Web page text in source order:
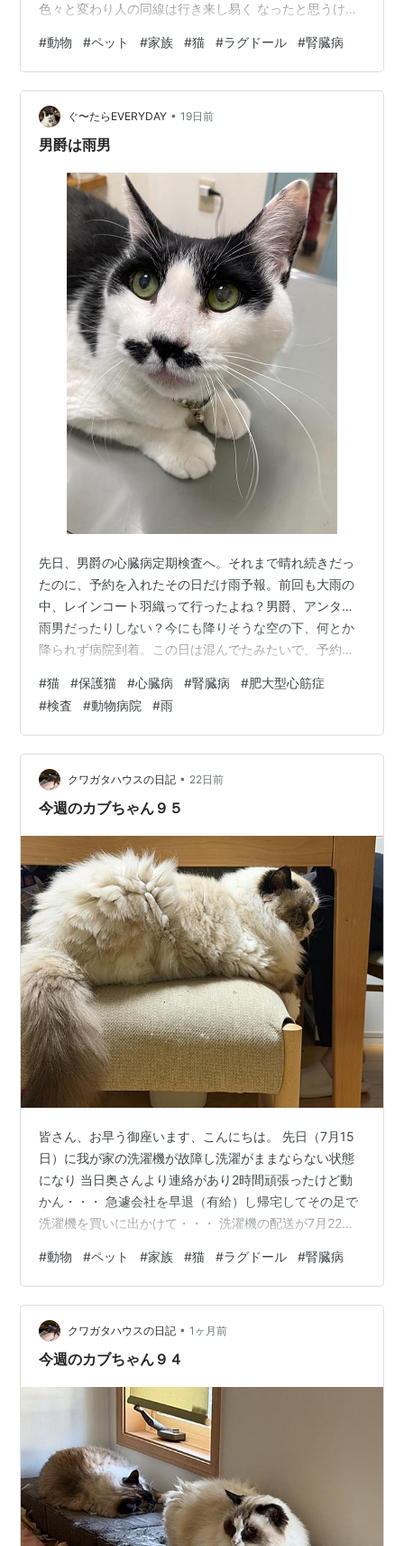
色々と変わり人の同線は行き来し易く なったと思うけど
が重なり・・・さらに実家まで出向く事となった こうな
るとハードですね。 話をもどして今週のカブちゃんです
が・・・ 何かを背中で語るカブ。 本当に長椅子は取り合
いです。 長椅子で寝る 貴方も今年56歳 私も56歳（来年
1月で57歳）来年には私の年齢を超えます お互いに年を
#動物 #ペット #家族 #猫 #ラグドール #腎臓病
ぐ〜たらEVERYDAY • 19日前
男爵は雨男
先日、男爵の心臓病定期検査へ。それまで晴れ続きだっ
たのに、予約を入れたその日だけ雨予報。前回も大雨の
中、レインコート羽織って行ったよね？男爵、アンタ…
雨男だったりしない？今にも降りそうな空の下、何とか
降られず病院到着。この日は混んでたみたいで、予約し
寝。で、目が覚めて窓の外を見たら、明らかにゲリラっ
た感じに道路が濡れてて。あっぶなかった〜(llʘДʘll)男
爵を預けて、午後にまたお迎えに行く時、「降りそうだ
けど大丈夫だろう」と家を出た途端、本降り。え、雨
女、私の方なの！？∑(OωO; )湿度にヤラレて待合室では
マスクもしてられないくらい暑かった…
#猫 #保護猫 #心臓病 #腎臓病 #肥大型心筋症
#検査 #動物病院 #雨
クワガタハウスの日記 • 22日前
今週のカブちゃん９５
皆さん、お早う御座います、こんにちは。 先日（7月15
日）に我が家の洗濯機が故障し洗濯がままならない状態
になり 当日奥さんより連絡があり2時間頑張ったけど動
かん・・・ 急遽会社を早退（有給）し帰宅してその足で
洗濯機を買いに出かけて・・・ 洗濯機の配送が7月22日
い（洗濯機が普通に動く事に安堵する）待っている間に
しまむらへより必要な衣類を購入し薬局へ行き欲しい薬
やら何やらと買って 洗濯を回収して自宅へ戻る 洗濯機も
以前より調子は悪く我が家では縦型を使っているけど 蓋
のセンサー（安全装置）の接点が悪く蓋を閉めても開い
#動物 #ペット #家族 #猫 #ラグドール #腎臓病
クワガタハウスの日記 • 1ヶ月前
今週のカブちゃん９４